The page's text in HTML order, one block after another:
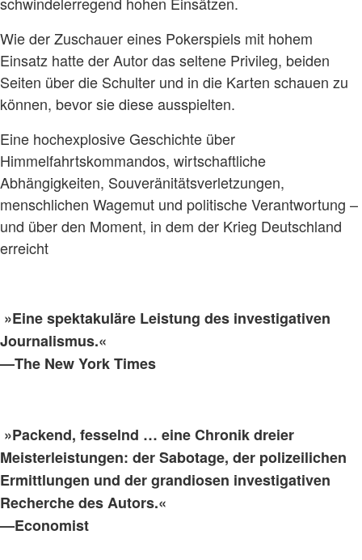
Wie der Zuschauer eines Pokerspiels mit hohem
Einsatz hatte der Autor das seltene Privileg, beiden
Seiten über die Schulter und in die Karten schauen zu
können, bevor sie diese ausspielten.
Eine hochexplosive Geschichte über
Himmelfahrtskommandos, wirtschaftliche
Abhängigkeiten, Souveränitätsverletzungen,
menschlichen Wagemut und politische Verantwortung –
und über den Moment, in dem der Krieg Deutschland
erreicht
»Eine spektakuläre Leistung des investigativen
Journalismus.«
—The New York Times
»Packend, fesselnd … eine Chronik dreier
Meisterleistungen: der Sabotage, der polizeilichen
Ermittlungen und der grandiosen investigativen
Recherche des Autors.«
—Economist